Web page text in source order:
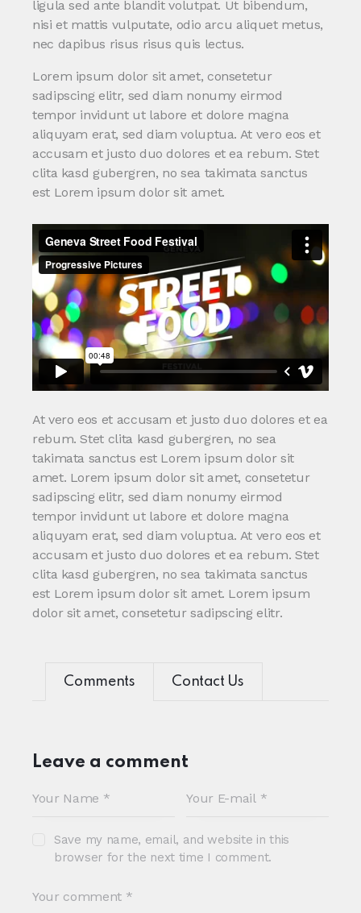
ligula sed ante blandit volutpat. Ut bibendum,
nisi et mattis vulputate, odio arcu aliquet metus,
nec dapibus risus risus quis lectus.
Lorem ipsum dolor sit amet, consetetur
sadipscing elitr, sed diam nonumy eirmod
tempor invidunt ut labore et dolore magna
aliquyam erat, sed diam voluptua. At vero eos et
accusam et justo duo dolores et ea rebum. Stet
clita kasd gubergren, no sea takimata sanctus
est Lorem ipsum dolor sit amet.
At vero eos et accusam et justo duo dolores et ea
rebum. Stet clita kasd gubergren, no sea
takimata sanctus est Lorem ipsum dolor sit
amet. Lorem ipsum dolor sit amet, consetetur
sadipscing elitr, sed diam nonumy eirmod
tempor invidunt ut labore et dolore magna
aliquyam erat, sed diam voluptua. At vero eos et
accusam et justo duo dolores et ea rebum. Stet
clita kasd gubergren, no sea takimata sanctus
est Lorem ipsum dolor sit amet. Lorem ipsum
dolor sit amet, consetetur sadipscing elitr.
Comments Contact Us
Leave a comment
Save my name, email, and website in this
browser for the next time I comment.